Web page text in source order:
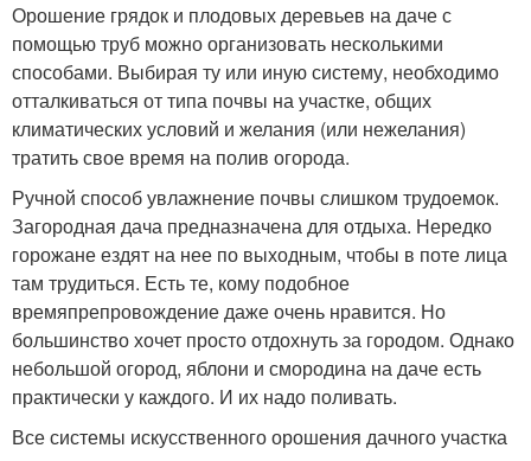
Орошение грядок и плодовых деревьев на даче с
помощью труб можно организовать несколькими
способами. Выбирая ту или иную систему, необходимо
отталкиваться от типа почвы на участке, общих
климатических условий и желания (или нежелания)
тратить свое время на полив огорода.
Ручной способ увлажнение почвы слишком трудоемок.
Загородная дача предназначена для отдыха. Нередко
горожане ездят на нее по выходным, чтобы в поте лица
там трудиться. Есть те, кому подобное
времяпрепровождение даже очень нравится. Но
большинство хочет просто отдохнуть за городом. Однако
небольшой огород, яблони и смородина на даче есть
практически у каждого. И их надо поливать.
Все системы искусственного орошения дачного участка